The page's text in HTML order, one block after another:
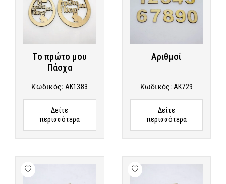
Το πρώτο μου
Πάσχα
Κωδικός: AK1383
Δείτε
περισσότερα
Αριθμοί
Κωδικός: AK729
Δείτε
περισσότερα